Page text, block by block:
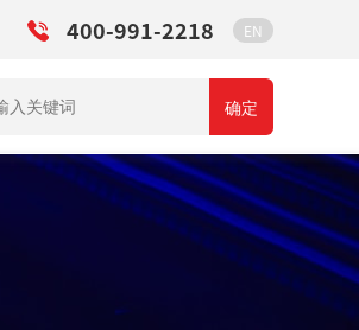
400-991-2218 EN
确定